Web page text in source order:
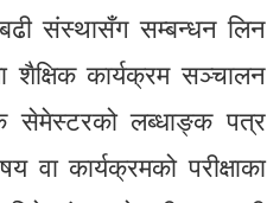
संस्थासँग सम्बन्धन लिन
शैक्षिक कार्यक्रम सञ्चालन
सेमेस्टरको लब्धाङ्क पत्र
कार्यक्रमको परीक्षाका